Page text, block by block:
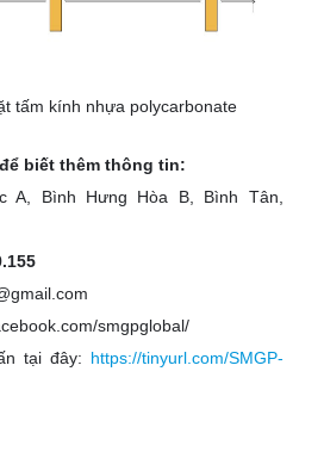
tấm kính nhựa polycarbonate
biết thêm thông tin:
A, Bình Hưng Hòa B, Bình Tân,
smgpglobal/
tại đây: https://tinyurl.com/SMGP-